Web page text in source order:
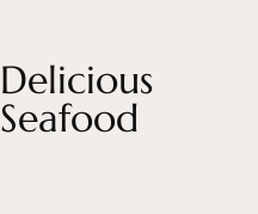
Delicious
Seafood